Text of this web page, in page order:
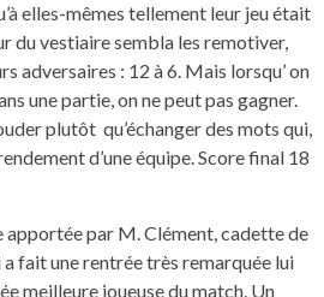
elles-mêmes tellement leur jeu était
du vestiaire sembla les remotiver,
adversaires : 12 à 6. Mais lorsqu’ on
une partie, on ne peut pas gagner.
plutôt qu’échanger des mots qui,
d’une équipe. Score final 18
apportée par M. Clément, cadette de
a fait une rentrée très remarquée lui
meilleure joueuse du match. Un